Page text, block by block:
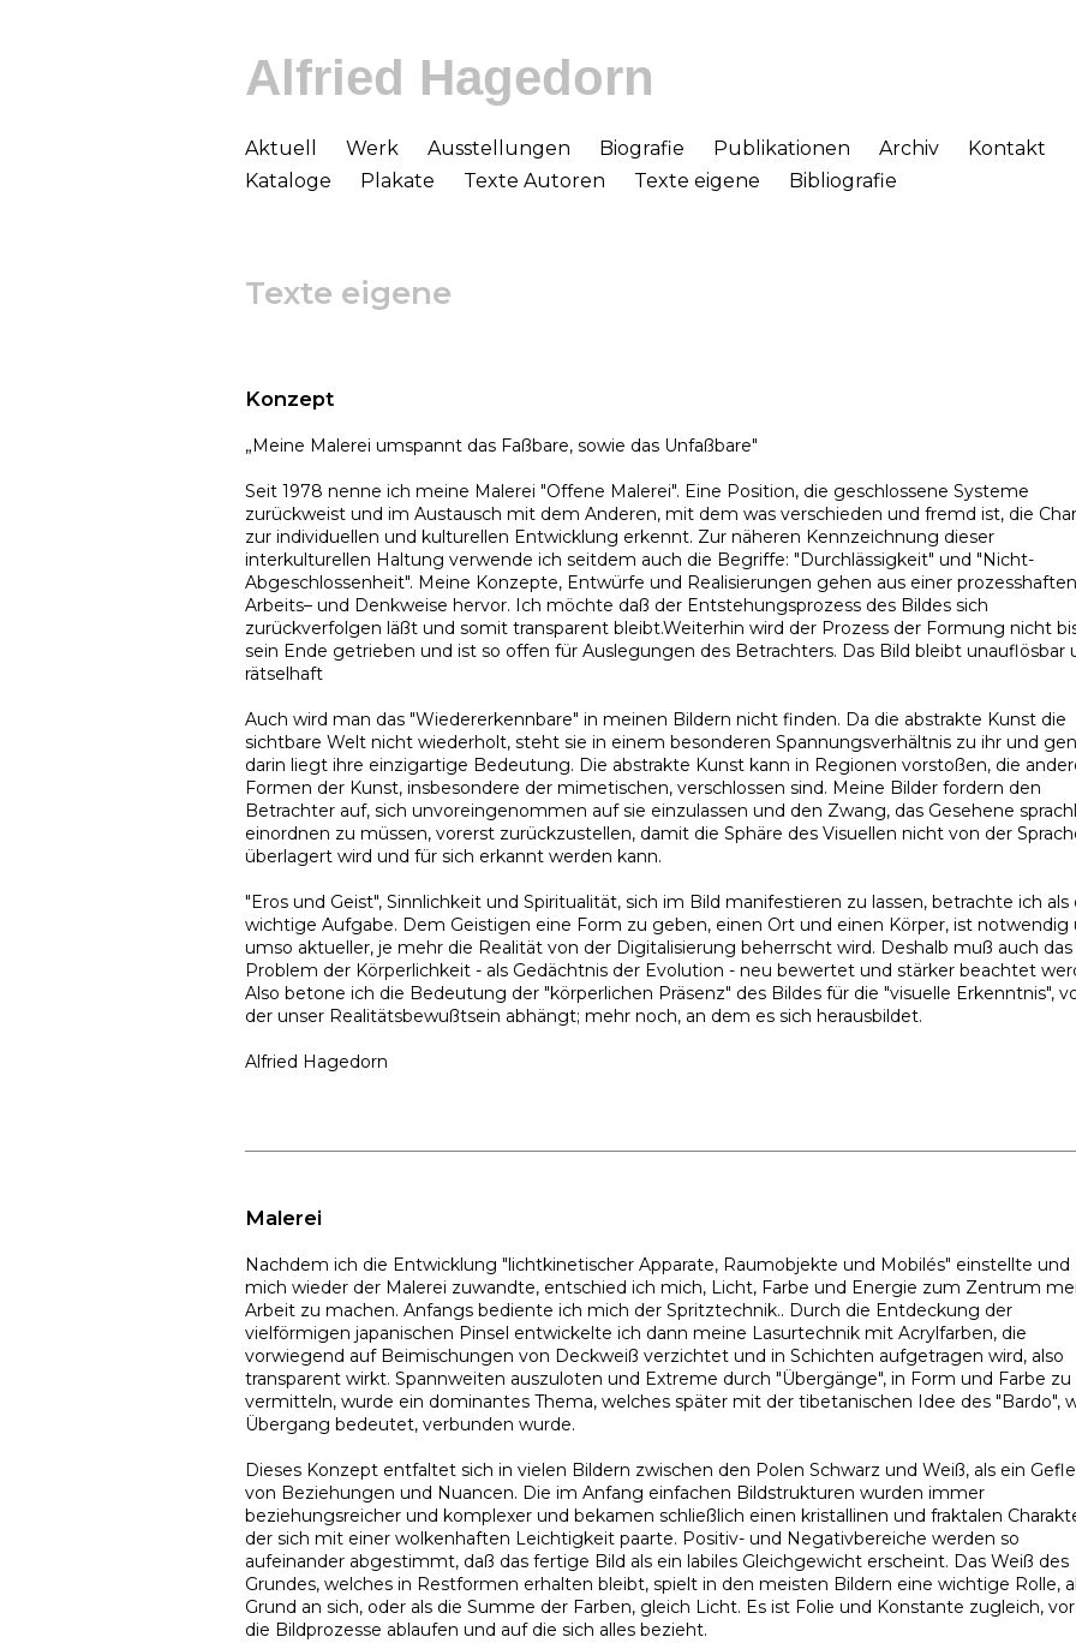
Alfried Hagedorn
Aktuell Werk Ausstellungen Biografie
Publikationen
Kataloge
Plakate Texte Autoren Texte eigene Bibliografie
Archiv Kontakt
Texte eigene
Konzept
„Meine Malerei umspannt das Faßbare, sowie das Unfaßbare"
Seit 1978 nenne ich meine Malerei "Offene Malerei". Eine Position, die geschlossene Systeme
zurückweist und im Austausch mit dem Anderen, mit dem was verschieden und fremd ist, die
zur individuellen und kulturellen Entwicklung erkennt. Zur näheren Kennzeichnung dieser
interkulturellen Haltung verwende ich seitdem auch die Begriffe: "Durchlässigkeit" und "Nicht-
Abgeschlossenheit". Meine Konzepte, Entwürfe und Realisierungen gehen aus einer prozesshaften
Arbeits– und Denkweise hervor. Ich möchte daß der Entstehungsprozess des Bildes sich
zurückverfolgen läßt und somit transparent bleibt.Weiterhin wird der Prozess der Formung nicht
sein Ende getrieben und ist so offen für Auslegungen des Betrachters. Das Bild bleibt unauflösbar
rätselhaft
Auch wird man das "Wiedererkennbare" in meinen Bildern nicht finden. Da die abstrakte Kunst die
sichtbare Welt nicht wiederholt, steht sie in einem besonderen Spannungsverhältnis zu ihr und
darin liegt ihre einzigartige Bedeutung. Die abstrakte Kunst kann in Regionen vorstoßen, die
Formen der Kunst, insbesondere der mimetischen, verschlossen sind. Meine Bilder fordern den
Betrachter auf, sich unvoreingenommen auf sie einzulassen und den Zwang, das Gesehene
einordnen zu müssen, vorerst zurückzustellen, damit die Sphäre des Visuellen nicht von der
überlagert wird und für sich erkannt werden kann.
"Eros und Geist", Sinnlichkeit und Spiritualität, sich im Bild manifestieren zu lassen, betrachte ich als
wichtige Aufgabe. Dem Geistigen eine Form zu geben, einen Ort und einen Körper, ist notwendig
umso aktueller, je mehr die Realität von der Digitalisierung beherrscht wird. Deshalb muß auch das
Problem der Körperlichkeit - als Gedächtnis der Evolution - neu bewertet und stärker beachtet
Also betone ich die Bedeutung der "körperlichen Präsenz" des Bildes für die "visuelle Erkenntnis",
der unser Realitätsbewußtsein abhängt; mehr noch, an dem es sich herausbildet.
Alfried Hagedorn
Malerei
Nachdem ich die Entwicklung "lichtkinetischer Apparate, Raumobjekte und Mobilés" einstellte und
mich wieder der Malerei zuwandte, entschied ich mich, Licht, Farbe und Energie zum Zentrum
Arbeit zu machen. Anfangs bediente ich mich der Spritztechnik.. Durch die Entdeckung der
vielförmigen japanischen Pinsel entwickelte ich dann meine Lasurtechnik mit Acrylfarben, die
vorwiegend auf Beimischungen von Deckweiß verzichtet und in Schichten aufgetragen wird, also
transparent wirkt. Spannweiten auszuloten und Extreme durch "Übergänge", in Form und Farbe zu
vermitteln, wurde ein dominantes Thema, welches später mit der tibetanischen Idee des "Bardo",
Übergang bedeutet, verbunden wurde.
Dieses Konzept entfaltet sich in vielen Bildern zwischen den Polen Schwarz und Weiß, als ein
von Beziehungen und Nuancen. Die im Anfang einfachen Bildstrukturen wurden immer
beziehungsreicher und komplexer und bekamen schließlich einen kristallinen und fraktalen
der sich mit einer wolkenhaften Leichtigkeit paarte. Positiv- und Negativbereiche werden so
aufeinander abgestimmt, daß das fertige Bild als ein labiles Gleichgewicht erscheint. Das Weiß des
Grundes, welches in Restformen erhalten bleibt, spielt in den meisten Bildern eine wichtige Rolle,
Grund an sich, oder als die Summe der Farben, gleich Licht. Es ist Folie und Konstante zugleich,
die Bildprozesse ablaufen und auf die sich alles bezieht.